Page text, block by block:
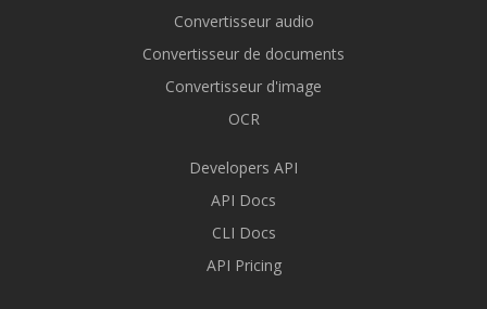
Convertisseur audio
Convertisseur de documents
Convertisseur d'image
OCR
Developers API
API Docs
CLI Docs
API Pricing